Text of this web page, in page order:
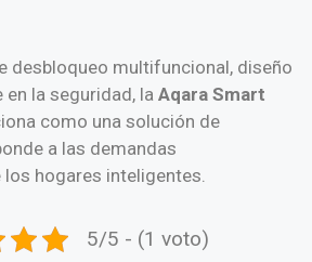
desbloqueo multifuncional, diseño
la seguridad, la Aqara Smart
como una solución de
a las demandas
hogares inteligentes.
5/5 - (1 voto)